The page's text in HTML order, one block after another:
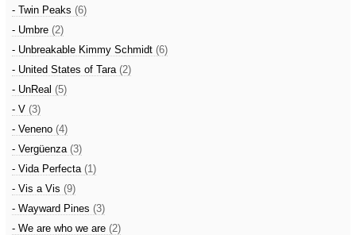
- Twin Peaks (6)
- Umbre (2)
- Unbreakable Kimmy Schmidt (6)
- United States of Tara (2)
- UnReal (5)
- V (3)
- Veneno (4)
- Vergüenza (3)
- Vida Perfecta (1)
- Vis a Vis (9)
- Wayward Pines (3)
- We are who we are (2)